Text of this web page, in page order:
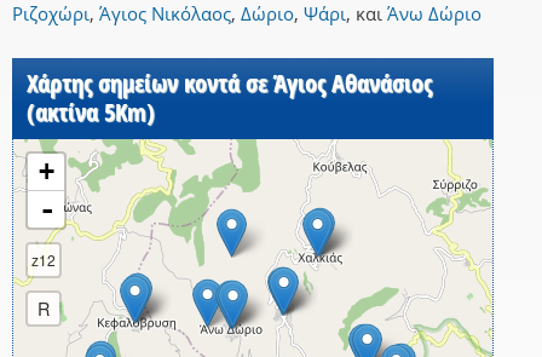
Ριζοχώρι, Άγιος Νικόλαος, Δώριο, Ψάρι, και Άνω Δώριο
Χάρτης σημείων κοντά σε Άγιος Αθανάσιος
(ακτίνα 5Km)
+
-
z12
R